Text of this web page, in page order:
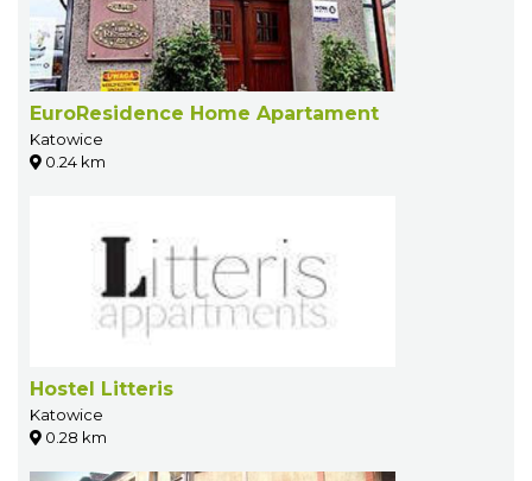
EuroResidence Home Apartament
Katowice
0.24 km
Hostel Litteris
Katowice
0.28 km